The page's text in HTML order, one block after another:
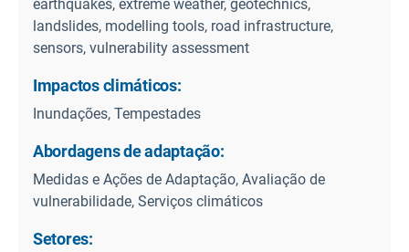
earthquakes, extreme weather, geotechnics,
landslides, modelling tools, road infrastructure,
sensors, vulnerability assessment
Impactos climáticos:
Inundações, Tempestades
Abordagens de adaptação:
Medidas e Ações de Adaptação, Avaliação de
vulnerabilidade, Serviços climáticos
Setores: